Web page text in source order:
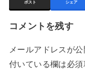
ポスト シェア
コメントを残す
メールアドレスが
付いている欄は必須